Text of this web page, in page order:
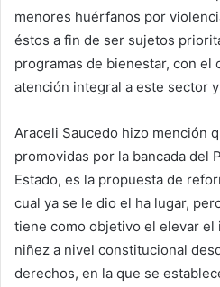
menores huérfanos por
éstos a fin de ser sujetos
programas de bienestar, con el
atención integral a este sector
Araceli Saucedo hizo mención
promovidas por la bancada del
Estado, es la propuesta de
cual ya se le dio el ha lugar,
tiene como objetivo el elevar
niñez a nivel constitucional
derechos, en la que se